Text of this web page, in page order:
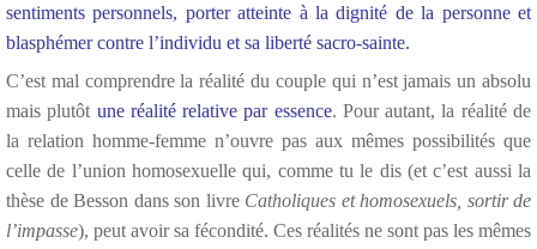
sentiments personnels, porter atteinte à la dignité de la personne et
blasphémer contre l’individu et sa liberté sacro-sainte.
C’est mal comprendre la réalité du couple qui n’est jamais un absolu
mais plutôt une réalité relative par essence. Pour autant, la réalité de
la relation homme-femme n’ouvre pas aux mêmes possibilités que
celle de l’union homosexuelle qui, comme tu le dis (et c’est aussi la
thèse de Besson dans son livre Catholiques et homosexuels, sortir de
l’impasse), peut avoir sa fécondité. Ces réalités ne sont pas les mêmes